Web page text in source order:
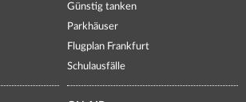
Günstig tanken
Parkhäuser
Flugplan Frankfurt
Schulausfälle